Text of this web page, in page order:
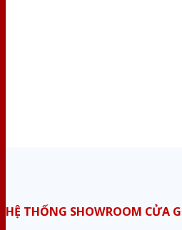
HỆ THỐNG SHOWROOM CỬA